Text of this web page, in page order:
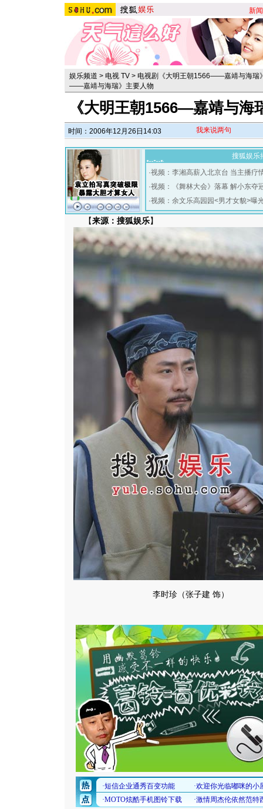
新闻
娱乐频道 > 电视 TV > 电视剧《大明王朝1566——嘉靖与海瑞
——嘉靖与海瑞》主要人物
《大明王朝1566—嘉靖与海
时间：2006年12月26日14:03 我来说两句
搜狐娱乐
·视频：李湘高薪入北京台 当主播疗
·视频：《舞林大会》落幕 解小东夺
·视频：余文乐高园园<男才女貌>曝
【来源：搜狐娱乐】
李时珍（张子建 饰）